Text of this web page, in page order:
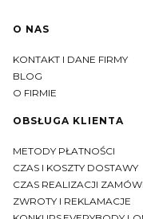
Linki w stopce
O NAS
KONTAKT I DANE FIRMY
BLOG
O FIRMIE
OBSŁUGA KLIENTA
METODY PŁATNOŚCI
CZAS I KOSZTY DOSTAWY
CZAS REALIZACJI
ZWROTY I REKLAMACJE